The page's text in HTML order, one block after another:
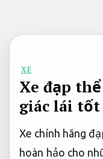
nội
dungXE
Xe đạp
giác lái tốt
Xe chính hãng
hoàn hảo cho